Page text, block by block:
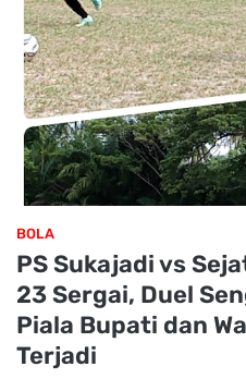
BOLA
PS Sukajadi vs
23 Sergai, Duel
Piala Bupati dan
Terjadi